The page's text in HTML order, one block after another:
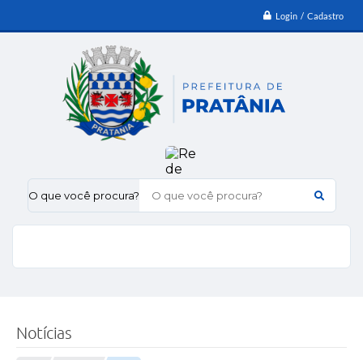
Login / Cadastro
O que você procura?
Notícias